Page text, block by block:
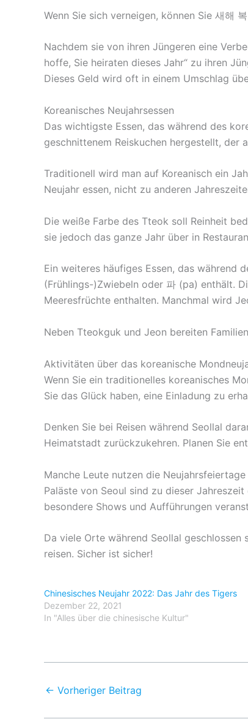
Wenn Sie sich verneigen, können Sie 새해
Nachdem sie von ihren Jüngeren eine
hoffe, Sie heiraten dieses Jahr“ zu ihren
Dieses Geld wird oft in einem Umschlag
Koreanisches Neujahrsessen
Das wichtigste Essen, das während des
geschnittenem Reiskuchen hergestellt,
Traditionell wird man auf Koreanisch ein
Neujahr essen, nicht zu anderen
Die weiße Farbe des Tteok soll Reinheit
sie jedoch das ganze Jahr über in
Ein weiteres häufiges Essen, das während
(Frühlings-)Zwiebeln oder 파 (pa) enthält.
Meeresfrüchte enthalten. Manchmal wird
Neben Tteokguk und Jeon bereiten
Aktivitäten über das koreanische
Wenn Sie ein traditionelles koreanisches
Sie das Glück haben, eine Einladung zu
Denken Sie bei Reisen während Seollal
Heimatstadt zurückzukehren. Planen Sie
Manche Leute nutzen die
Paläste von Seoul sind zu dieser
besondere Shows und Aufführungen
Da viele Orte während Seollal
reisen. Sicher ist sicher!
Chinesisches Neujahr 2022: Das Jahr des Tigers
Dezember 22, 2021
In "Alles über die chinesische Kultur"
← Vorheriger Beitrag